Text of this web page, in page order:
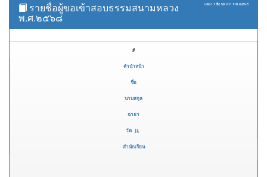
แสดง 1 ถึง 50 จาก 110 ผลลัพธ์
รายชื่อผู้ขอเข้าสอบธรรมสนามหลวง
พ.ศ.๒๕๖๘
#
คำนำหน้า
ชื่อ
นามสกุล
ฉายา
วัด
สำนักเรียน